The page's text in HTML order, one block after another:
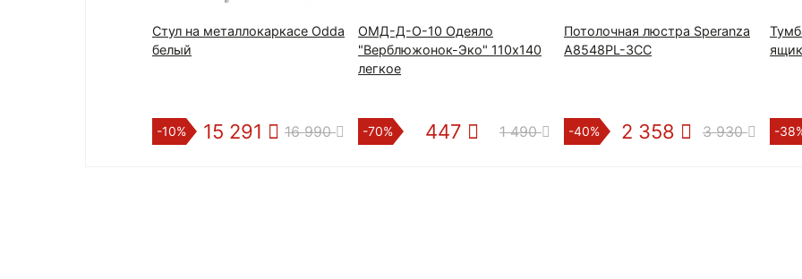
Стул на металлокаркасе Odda
белый
-10% 15 291 16 990
ОМД-Д-О-10 Одеяло
"Верблюжонок-Эко" 110х140
легкое
-70% 447 1 490
Потолочная люстра Speranza
A8548PL-3CC
-40% 2 358 3 930 -